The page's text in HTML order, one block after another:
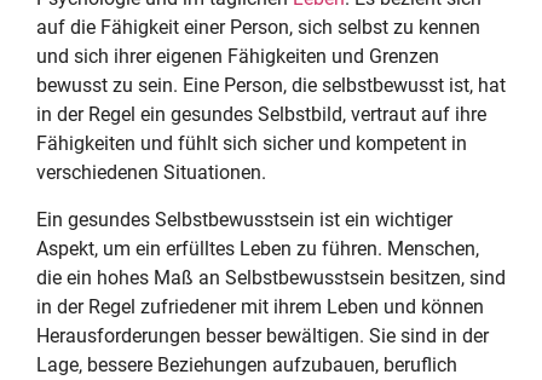
auf die Fähigkeit einer Person, sich selbst zu kennen
und sich ihrer eigenen Fähigkeiten und Grenzen
bewusst zu sein. Eine Person, die selbstbewusst ist, hat
in der Regel ein gesundes Selbstbild, vertraut auf ihre
Fähigkeiten und fühlt sich sicher und kompetent in
verschiedenen Situationen.
Ein gesundes Selbstbewusstsein ist ein wichtiger
Aspekt, um ein erfülltes Leben zu führen. Menschen,
die ein hohes Maß an Selbstbewusstsein besitzen, sind
in der Regel zufriedener mit ihrem Leben und können
Herausforderungen besser bewältigen. Sie sind in der
Lage, bessere Beziehungen aufzubauen, beruflich